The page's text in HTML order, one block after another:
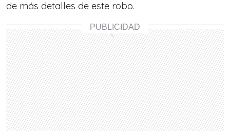
de más detalles de este robo.